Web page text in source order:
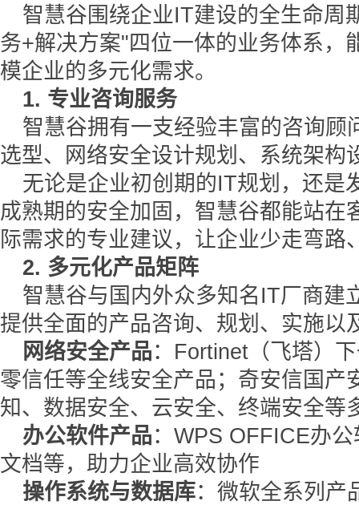
智慧谷围绕企业IT建设的全生命周
务+解决方案"四位一体的业务体系，
模企业的多元化需求。
1. 专业咨询服务
智慧谷拥有一支经验丰富的咨询顾
选型、网络安全设计规划、系统架构
无论是企业初创期的IT规划，还是
成熟期的安全加固，智慧谷都能站在
际需求的专业建议，让企业少走弯路
2. 多元化产品矩阵
智慧谷与国内外众多知名IT厂商建
提供全面的产品咨询、规划、实施以
网络安全产品：Fortinet（飞塔）
零信任等全线安全产品；奇安信国产
知、数据安全、云安全、终端安全等
办公软件产品：WPS OFFICE办
文档等，助力企业高效协作
操作系统与数据库：微软全系列产